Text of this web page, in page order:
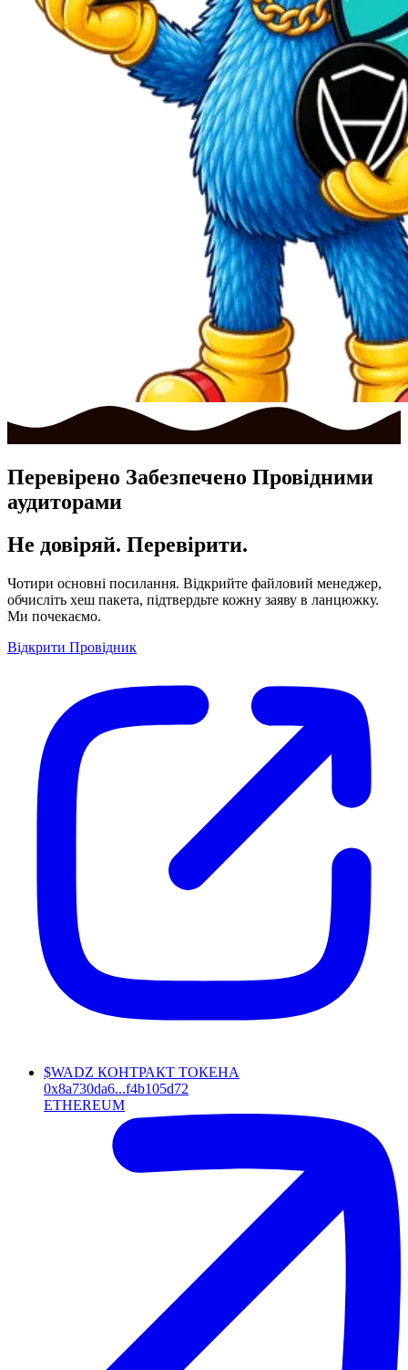
Перевірено Забезпечено Провідними
аудиторами
Не довіряй. Перевірити.
Чотири основні посилання. Відкрийте файловий менеджер,
обчисліть хеш пакета, підтвердьте кожну заяву в ланцюжку.
Ми почекаємо.
Відкрити Провідник
$WADZ КОНТРАКТ ТОКЕНА
0x8a730da6...f4b105d72
ETHEREUM